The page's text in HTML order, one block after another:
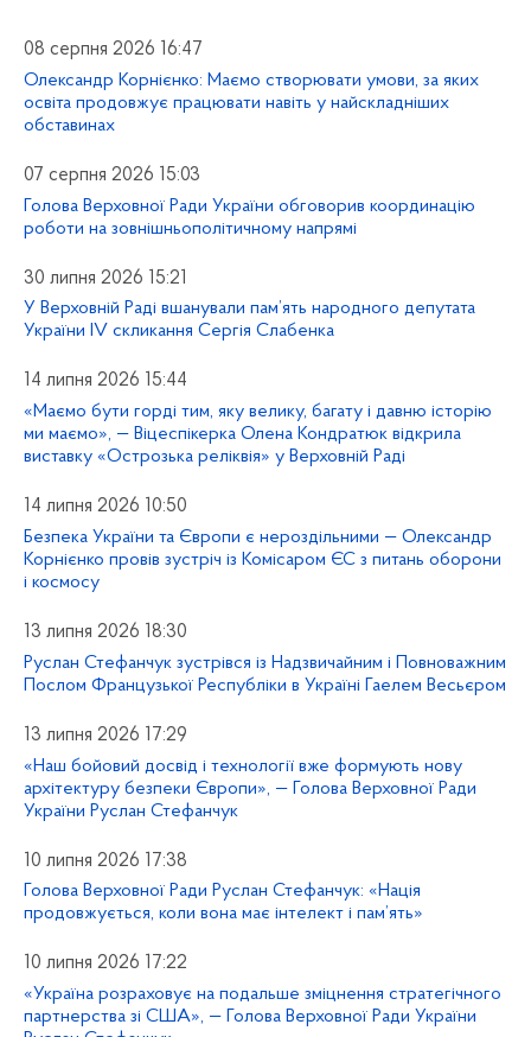
08 серпня 2026 16:47
Олександр Корнієнко: Маємо створювати умови, за яких
освіта продовжує працювати навіть у найскладніших
обставинах
07 серпня 2026 15:03
Голова Верховної Ради України обговорив координацію
роботи на зовнішньополітичному напрямі
30 липня 2026 15:21
У Верховній Раді вшанували пам’ять народного депутата
України IV скликання Сергія Слабенка
14 липня 2026 15:44
«Маємо бути горді тим, яку велику, багату і давню історію
ми маємо», — Віцеспікерка Олена Кондратюк відкрила
виставку «Острозька реліквія» у Верховній Раді
14 липня 2026 10:50
Безпека України та Європи є нероздільними — Олександр
Корнієнко провів зустріч із Комісаром ЄС з питань оборони
і космосу
13 липня 2026 18:30
Руслан Стефанчук зустрівся із Надзвичайним і Повноважним
Послом Французької Республіки в Україні Гаелем Весьєром
13 липня 2026 17:29
«Наш бойовий досвід і технології вже формують нову
архітектуру безпеки Європи», — Голова Верховної Ради
України Руслан Стефанчук
10 липня 2026 17:38
Голова Верховної Ради Руслан Стефанчук: «Нація
продовжується, коли вона має інтелект і пам’ять»
10 липня 2026 17:22
«Україна розраховує на подальше зміцнення стратегічного
партнерства зі США», — Голова Верховної Ради України